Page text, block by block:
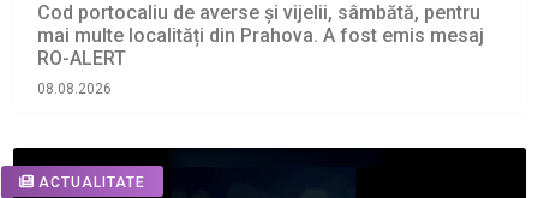
Cod portocaliu de averse și vijelii, sâmbătă, pentru
mai multe localități din Prahova. A fost emis mesaj
RO-ALERT
08.08.2026
ACTUALITATE